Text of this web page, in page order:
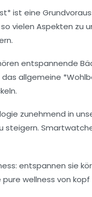
ist eine
vielen Aspekten
entspannende
allgemeine
zunehmend in
steigern.